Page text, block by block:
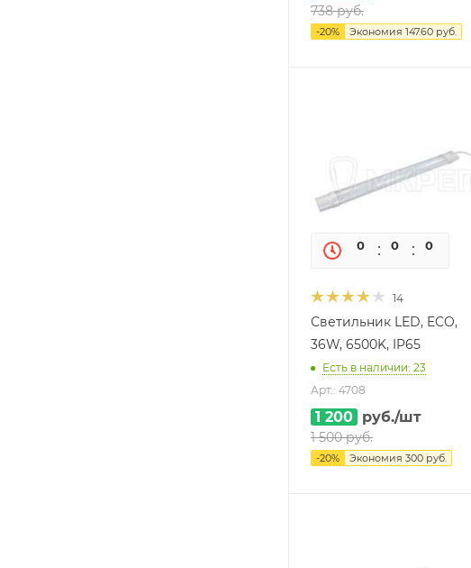
738руб.
-20% Экономия 147.60 руб.
0 0 0
14
Светильник LED, ECO,
36W, 6500K, IP65
Есть в наличии: 23
Арт.: 4708
1 200 руб./шт
1 500руб.
-20% Экономия 300 руб.